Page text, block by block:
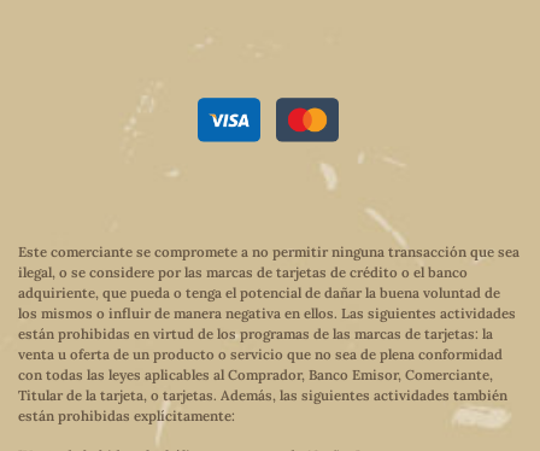
Este comerciante se compromete a no permitir ninguna transacción que sea
ilegal, o se considere por las marcas de tarjetas de crédito o el banco
adquiriente, que pueda o tenga el potencial de dañar la buena voluntad de
los mismos o influir de manera negativa en ellos. Las siguientes actividades
están prohibidas en virtud de los programas de las marcas de tarjetas: la
venta u oferta de un producto o servicio que no sea de plena conformidad
con todas las leyes aplicables al Comprador, Banco Emisor, Comerciante,
Titular de la tarjeta, o tarjetas. Además, las siguientes actividades también
están prohibidas explícitamente: